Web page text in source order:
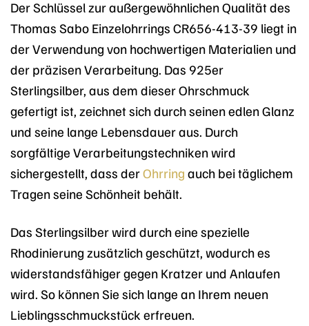
Der Schlüssel zur außergewöhnlichen Qualität des
Thomas Sabo Einzelohrrings CR656-413-39 liegt in
der Verwendung von hochwertigen Materialien und
der präzisen Verarbeitung. Das 925er
Sterlingsilber, aus dem dieser Ohrschmuck
gefertigt ist, zeichnet sich durch seinen edlen Glanz
und seine lange Lebensdauer aus. Durch
sorgfältige Verarbeitungstechniken wird
sichergestellt, dass derOhrring auch bei täglichem
Tragen seine Schönheit behält.
Das Sterlingsilber wird durch eine spezielle
Rhodinierung zusätzlich geschützt, wodurch es
widerstandsfähiger gegen Kratzer und Anlaufen
wird. So können Sie sich lange an Ihrem neuen
Lieblingsschmuckstück erfreuen.